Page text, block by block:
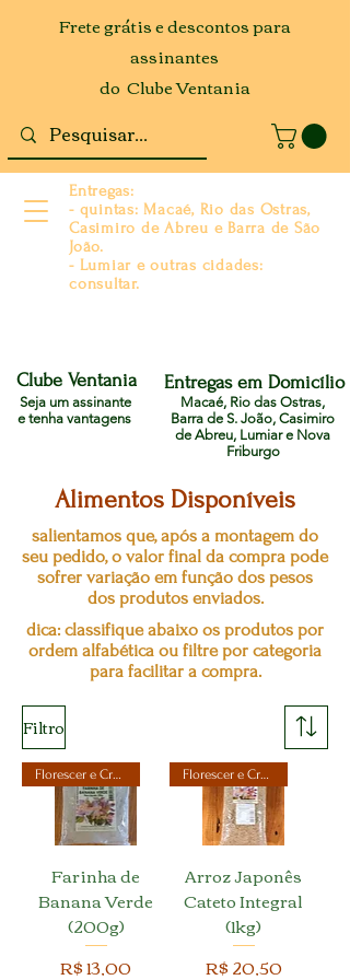
Frete grátis e descontos para
assinantes
do Clube Ventania
Entregas:
- quintas: Macaé, Rio das Ostras,
Casimiro de Abreu e Barra de São
João.
- Lumiar e outras cidades:
consultar.
Clube Ventania Entregas em Domicílio
Seja um assinante
e tenha vantagens
Macaé, Rio das Ostras,
Barra de S. João, Casimiro
de Abreu, Lumiar e Nova
Friburgo
Alimentos Disponíveis
salientamos que, após a montagem do
seu pedido, o valor final da compra pode
sofrer variação em função dos pesos
dos produtos enviados.
dica: classifique abaixo os produtos por
ordem alfabética ou filtre por categoria
para facilitar a compra.
Filtro
Florescer e Crescer
Farinha de
Banana Verde
(200g)
Preço
R$ 13,00
Florescer e Crescer
Arroz Japonês
Cateto Integral
(1kg)
Preço
R$ 20,50